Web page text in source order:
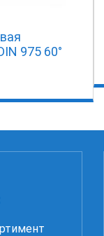
975 60°